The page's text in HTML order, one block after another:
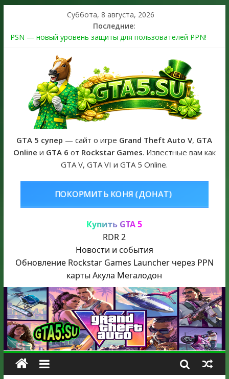
Суббота, 8 августа, 2026
Последние:
PSN — новый уровень защиты для пользователей PPN!
The Kortz Center Heist выйдет в GTA Online уже 14 июля
Регистрация в Rockstar Games Social Club ошибка #1.500.7:
как зарегистрировать аккаунт и войти без проблем в 2026
Получайте особые награды в GTA Online по программе
Fine Art Collector
GTA 6 официальная обложка игры и Предзаказ Grand Theft
Auto VI
GTA 5 супер — сайт о игре Grand Theft Auto V, GTA
Online и GTA 6 от Rockstar Games. Известные вам как
GTA V, GTA VI и GTA 5 Online.
(ДОНАТ) КУПИТЬ GTA 5
Купить GTA 5
RDR 2
Новости и события
Обновление Rockstar Games Launcher через PPN
карты Акула Мегалодон